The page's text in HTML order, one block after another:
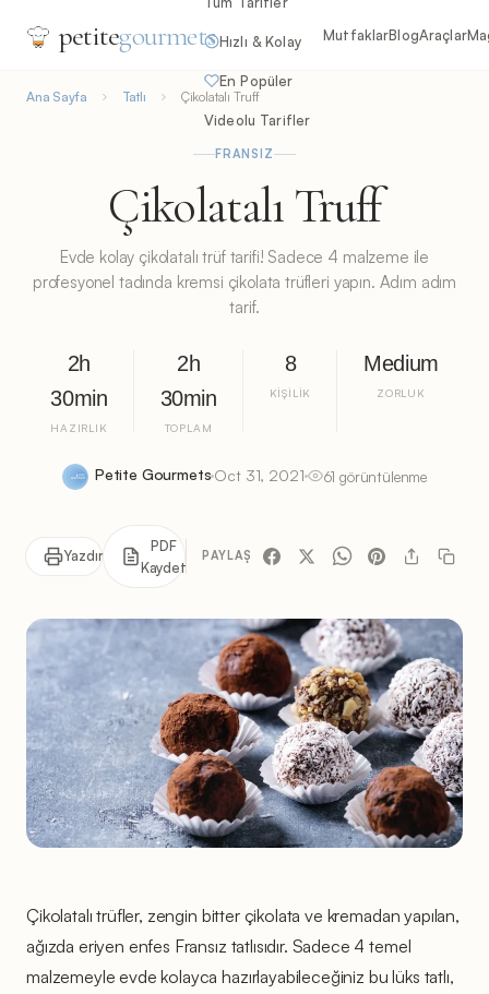
petitegourmets Hızlı & Kolay
En Popüler
Videolu Tarifler
MutfaklarBlogAraçlar
Ana Sayfa Tatlı Çikolatalı Truff
FRANSIZ
Çikolatalı Truff
Evde kolay çikolatalı trüf tarifi! Sadece 4 malzeme ile
profesyonel tadında kremsi çikolata trüfleri yapın. Adım adım
tarif.
2h
30min
HAZIRLIK
2h
30min
TOPLAM
8
KIŞILIK
Medium
ZORLUK
Petite Gourmets Oct 31, 2021 61 görüntülenme
Yazdır
PDF
Kaydet
PAYLAŞ
Çikolatalı trüfler, zengin bitter çikolata ve kremadan yapılan,
ağızda eriyen enfes Fransız tatlısıdır. Sadece 4 temel
malzemeyle evde kolayca hazırlayabileceğiniz bu lüks tatlı,